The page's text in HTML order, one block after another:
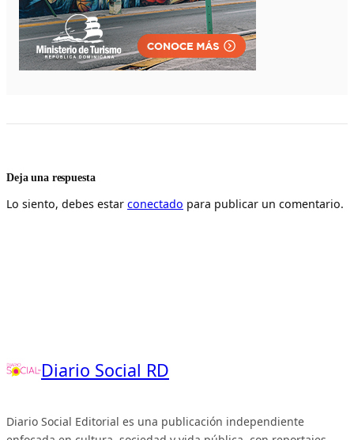
Deja una respuesta
Lo siento, debes estar conectado para publicar un comentario.
Diario Social RD
Diario Social Editorial es una publicación independiente